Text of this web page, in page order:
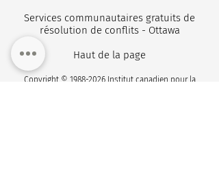
Services communautaires gratuits de
résolution de conflits - Ottawa
Haut de la page
Copyright © 1988-2026Institut canadien pour la